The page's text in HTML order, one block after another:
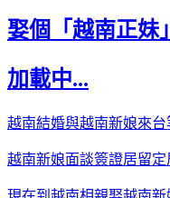
娶個「越南正妹
加載中...
越南結婚與越南新娘來
越南新娘面談簽證居留